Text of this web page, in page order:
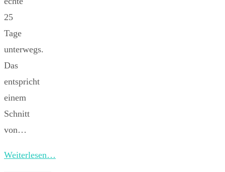
25
Tage
unterwegs.
Das
entspricht
einem
Schnitt
von…
Weiterlesen…